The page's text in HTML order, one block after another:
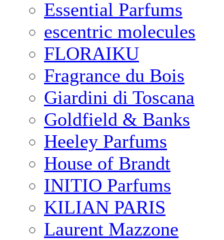
Essential Parfums
escentric molecules
FLORAIKU
Fragrance du Bois
Giardini di Toscana
Goldfield & Banks
Heeley Parfums
House of Brandt
INITIO Parfums
KILIAN PARIS
Laurent Mazzone